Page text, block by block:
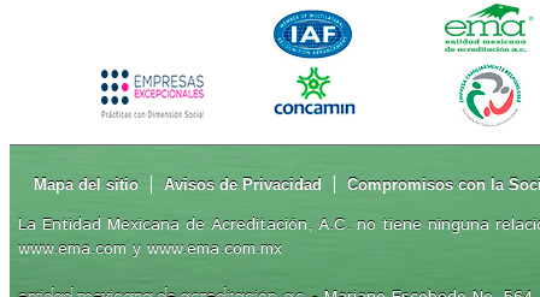
Mapa del sitio Avisos de Privacidad Compromisos con la
La Entidad Mexicana de Acreditación, A.C. no tiene ninguna
www.ema.com y www.ema.com.mx